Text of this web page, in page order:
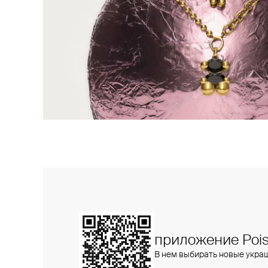
приложение
В нем выбирать новые